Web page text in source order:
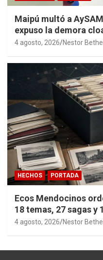
Maipú multó a
expuso la demora
4 agosto, 2026 Nestor
HECHOS PORTADA
Ecos Mendocinos
18 temas, 27 sagas
años de investigación
4 agosto, 2026 Nestor